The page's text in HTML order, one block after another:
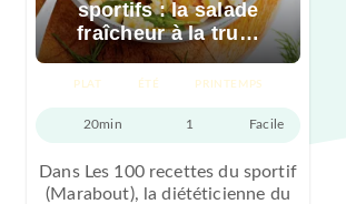
sportifs : la salade
fraîcheur à la tru…
PLAT ÉTÉ PRINTEMPS
20min 1 Facile
Dans Les 100 recettes du sportif
(Marabout), la diététicienne du